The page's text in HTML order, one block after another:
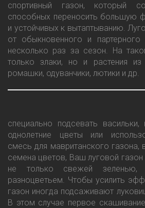
спортивный газон, который
способных переносить большую
и устойчивых к вытаптыванию.
от обыкновенного и
несколько раз за сезон. На
только злаки, но и растения
ромашки, одуванчики, лютики и др.
специально подсевать васильки,
однолетние цветы или
смесь для мавританского
семена цветов, Ваш луговой
не только свежей
разноцветьем. Чтобы усилить
газон иногда подсаживают
В этом случае первое